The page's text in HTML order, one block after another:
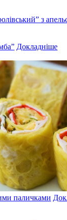
з
Докладніше
паличками